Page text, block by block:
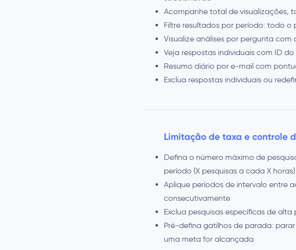
Acompanhe total de visualizações,
Filtre resultados por período: todo
Visualize análises por pergunta
Veja respostas individuais com ID
Resumo diário por e-mail com
Exclua respostas individuais ou
Limitação de taxa e controle
Defina o número máximo de
período (X pesquisas a cada X horas)
Aplique períodos de intervalo entre
consecutivamente
Exclua pesquisas específicas de
Pré-defina gatilhos de parada:
uma meta for alcançada